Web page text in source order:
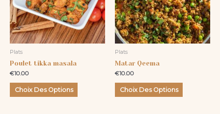
Plats
Poulet tikka masala
€10.00
Choix Des Options
Les
options
peuvent
être
Plats
Matar Qeema
€10.00
Choix Des Options
Les
options
peuvent
être